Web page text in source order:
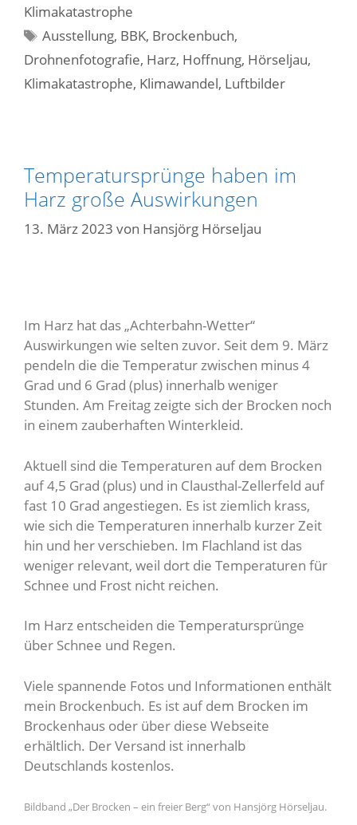
Klimakatastrophe
Schlagwörter
Ausstellung, BBK, Brockenbuch,
Drohnenfotografie, Harz, Hoffnung, Hörseljau,
Klimakatastrophe, Klimawandel, Luftbilder
Temperatursprünge haben im
Harz große Auswirkungen
13. März 2023 von Hansjörg Hörseljau
Im Harz hat das „Achterbahn-Wetter“
Auswirkungen wie selten zuvor. Seit dem 9. März
pendeln die die Temperatur zwischen minus 4
Grad und 6 Grad (plus) innerhalb weniger
Stunden. Am Freitag zeigte sich der Brocken noch
in einem zauberhaften Winterkleid.
Aktuell sind die Temperaturen auf dem Brocken
auf 4,5 Grad (plus) und in Clausthal-Zellerfeld auf
fast 10 Grad angestiegen. Es ist ziemlich krass,
wie sich die Temperaturen innerhalb kurzer Zeit
hin und her verschieben. Im Flachland ist das
weniger relevant, weil dort die Temperaturen für
Schnee und Frost nicht reichen.
Im Harz entscheiden die Temperatursprünge
über Schnee und Regen.
Viele spannende Fotos und Informationen enthält
mein Brockenbuch. Es ist auf dem Brocken im
Brockenhaus oder über diese Webseite
erhältlich. Der Versand ist innerhalb
Deutschlands kostenlos.
Bildband „Der Brocken – ein freier Berg“ von Hansjörg Hörseljau.